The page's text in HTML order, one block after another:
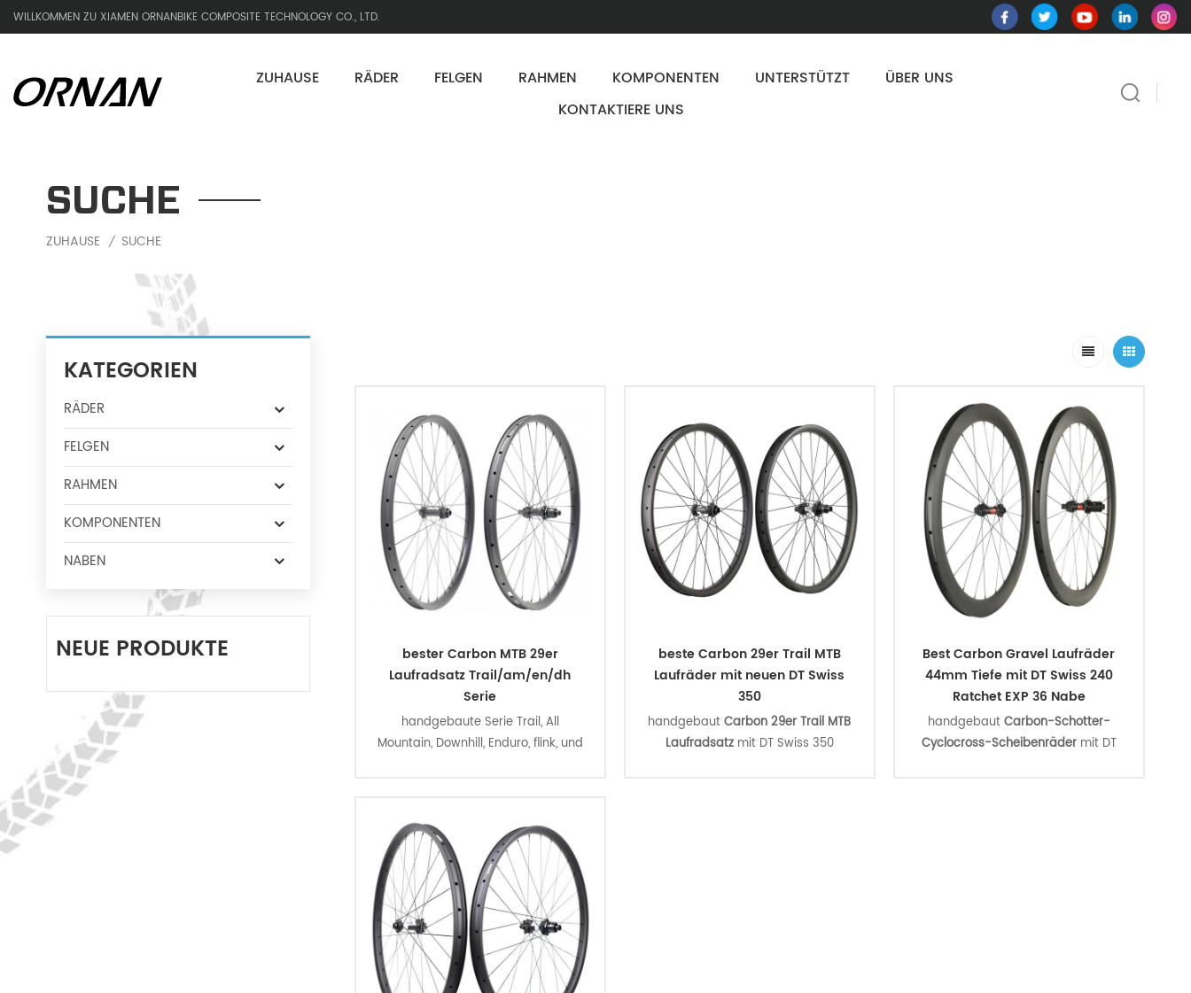
WILLKOMMEN ZU XIAMEN ORNANBIKE COMPOSITE TECHNOLOGY CO., LTD.
ZUHAUSE RÄDER FELGEN RAHMEN KOMPONENTEN UNTERSTÜTZT
ÜBER UNS
KONTAKTIERE UNS
SUCHE
ZUHAUSE / SUCHE
KATEGORIEN
RÄDER
FELGEN
RAHMEN
KOMPONENTEN
NABEN
NEUE PRODUKTE
bester Carbon MTB 29er
Laufradsatz Trail/am/en/dh
Serie
handgebaute Serie Trail, All
Mountain, Downhill, Enduro, flink, und
für das Carbonrad, das Nonplusultra
an Leichtgewicht, Steifigkeit und
Haltbarkeit. ideale Laufräder für den
Profi- oder Rennradfahrer.
beste Carbon 29er Trail MTB
Laufräder mit neuen DT Swiss
350
handgebautCarbon 29er Trail MTB
Laufradsatzmit DT Swiss 350
Best Carbon Gravel Laufräder
44mm Tiefe mit DT Swiss 240
Ratchet EXP 36 Nabe
handgebautCarbon-Schotter-
Cyclocross-Scheibenrädermit DT